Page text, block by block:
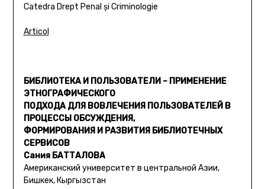
Catedra Drept Penal şi Criminologie
Articol
БИБЛИОТЕКА И ПОЛЬЗОВАТЕЛИ – ПРИМЕНЕНИЕ
ЭТНОГРАФИЧЕСКОГО
ПОДХОДА ДЛЯ ВОВЛЕЧЕНИЯ ПОЛЬЗОВАТЕЛЕЙ В
ПРОЦЕССЫ ОБСУЖДЕНИЯ,
ФОРМИРОВАНИЯ И РАЗВИТИЯ БИБЛИОТЕЧНЫХ
СЕРВИСОВ
Сания БАТТАЛОВА
Американский университет в центральной Азии,
Бишкек, Кыргызстан